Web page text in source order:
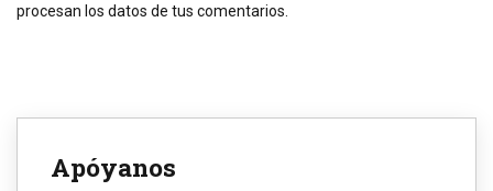
procesan los datos de tus comentarios.
Apóyanos